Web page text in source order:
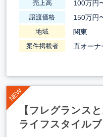
売上高 100万円
譲渡価格 150万円
地域 関東
案件掲載者 直オーナ
【フレグランス
ライフスタイル